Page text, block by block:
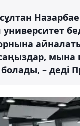
– деді